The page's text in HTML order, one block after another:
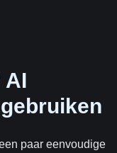
AI
paar eenvoudige